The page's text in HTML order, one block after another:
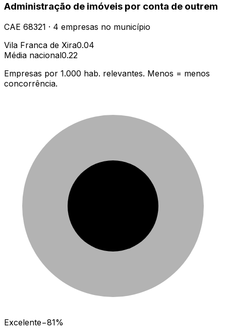
Administração de imóveis por conta de outrem
CAE 68321 · 4 empresas no município
Vila Franca de Xira0.04
Média nacional0.22
Empresas por 1.000 hab. relevantes. Menos = menos
concorrência.
Excelente−81%